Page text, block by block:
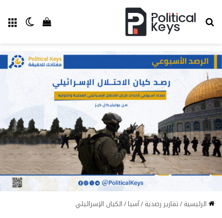
إستعراض بحث عن
الرئيسية/تقارير رصدية/آسيا/الكيان الإسرائيلي